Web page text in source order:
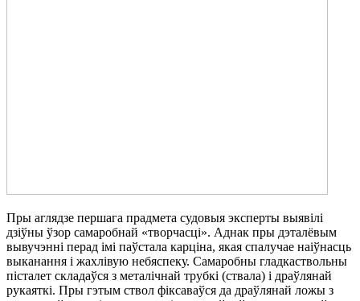
Пры аглядзе першага прадмета судовыя эксперты выявілі
дзіўны ўзор самаробнай «творчасці». Аднак пры дэталёвым
вывучэнні перад імі паўстала карціна, якая спалучае наіўнасць
выканання і жахлівую небяспеку. Самаробны гладкаствольны
пісталет складаўся з металічнай трубкі (ствала) і драўлянай
рукаяткі. Пры гэтым ствол фіксаваўся да драўлянай ложы з